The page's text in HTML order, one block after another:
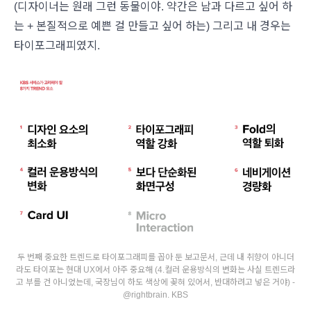
(디자이너는 원래 그런 동물이야. 약간은 남과 다르고 싶어 하
는 + 본질적으로 예쁜 걸 만들고 싶어 하는) 그리고 내 경우는
타이포그래피였지.
두 번째 중요한 트렌드로 타이포그래피를 꼽아 둔 보고문서, 근데 내 취향이 아니더
라도 타이포는 현대 UX에서 아주 중요해 (4.컬러 운용방식의 변화는 사실 트렌드라
고 부를 건 아니었는데, 국장님이 하도 색상에 꽂혀 있어서, 반대하려고 넣은 거야) -
@rightbrain. KBS